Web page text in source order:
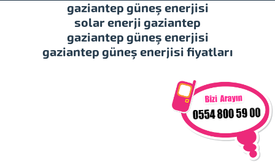
gaziantep güneş enerjisi
solar enerji gaziantep
gaziantep güneş enerjisi
gaziantep güneş enerjisi fiyatları